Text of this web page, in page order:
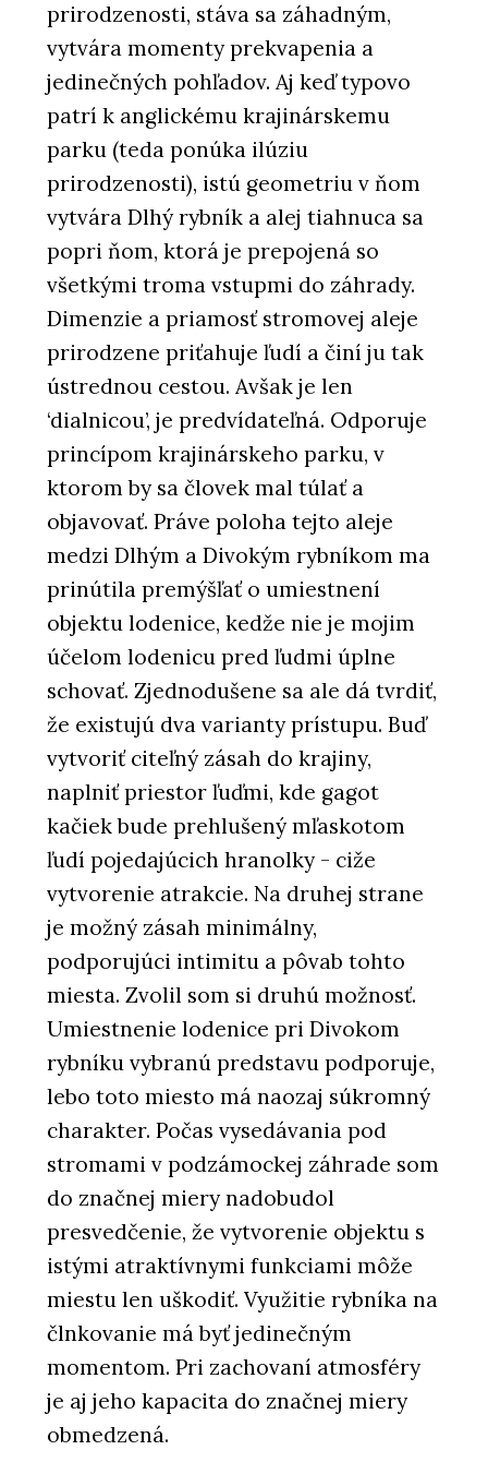
prirodzenosti, stáva sa záhadným,
vytvára momenty prekvapenia a
jedinečných pohľadov. Aj keď typovo
patrí k anglickému krajinárskemu
parku (teda ponúka ilúziu
prirodzenosti), istú geometriu v ňom
vytvára Dlhý rybník a alej tiahnuca sa
popri ňom, ktorá je prepojená so
všetkými troma vstupmi do záhrady.
Dimenzie a priamosť stromovej aleje
prirodzene priťahuje ľudí a činí ju tak
ústrednou cestou. Avšak je len
‘dialnicou’, je predvídateľná. Odporuje
princípom krajinárskeho parku, v
ktorom by sa človek mal túlať a
objavovať. Práve poloha tejto aleje
medzi Dlhým a Divokým rybníkom ma
prinútila premýšľať o umiestnení
objektu lodenice, kedže nie je mojim
účelom lodenicu pred ľudmi úplne
schovať. Zjednodušene sa ale dá tvrdiť,
že existujú dva varianty prístupu. Buď
vytvoriť citeľný zásah do krajiny,
naplniť priestor ľuďmi, kde gagot
kačiek bude prehlušený mľaskotom
ľudí pojedajúcich hranolky - ciže
vytvorenie atrakcie. Na druhej strane
je možný zásah minimálny,
podporujúci intimitu a pôvab tohto
miesta. Zvolil som si druhú možnosť.
Umiestnenie lodenice pri Divokom
rybníku vybranú predstavu podporuje,
lebo toto miesto má naozaj súkromný
charakter. Počas vysedávania pod
stromami v podzámockej záhrade som
do značnej miery nadobudol
presvedčenie, že vytvorenie objektu s
istými atraktívnymi funkciami môže
miestu len uškodiť. Využitie rybníka na
člnkovanie má byť jedinečným
momentom. Pri zachovaní atmosféry
je aj jeho kapacita do značnej miery
obmedzená.